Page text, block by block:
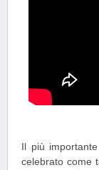
Il più
celebrato come